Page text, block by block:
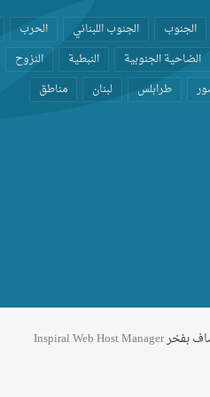
الجنوب الجنوب اللبناني الحرب
الضاحية الجنوبية النبطية النزوح
طرابلس لبنان مناطق
بفخرInspiral Web Host Manager